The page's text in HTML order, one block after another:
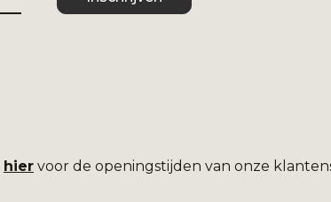
hier voor de openingstijden van onze